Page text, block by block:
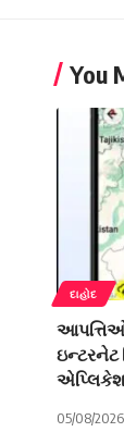
You
દાહોદ
આપત્તિઓ
ઇન્ટરનેટ
05/08/2026